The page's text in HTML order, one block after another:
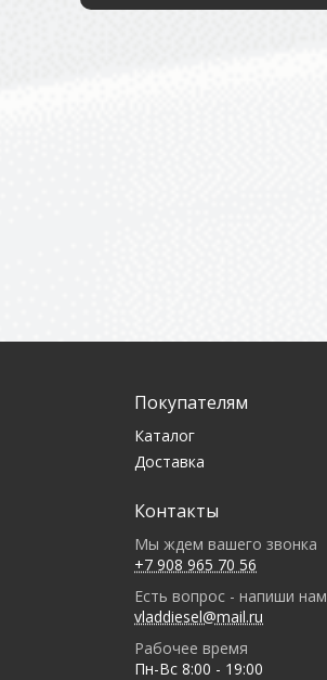
Покупателям
Каталог
Доставка
Контакты
Мы ждем вашего звонка
+7 908 965 70 56
Есть вопрос - напиши нам
vladdiesel@mail.ru
Рабочее время
Пн-Вс 8:00 - 19:00